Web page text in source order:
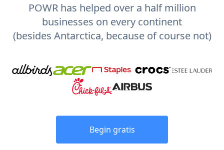
POWR has helped over a half million
businesses on every continent
(besides Antarctica, because of course not)
Begin gratis